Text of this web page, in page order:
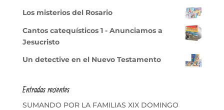
Los misterios del Rosario
Cantos catequísticos 1 - Anunciamos a
Jesucristo
Un detective en el Nuevo Testamento
Entradas recientes
SUMANDO POR LA FAMILIAS XIX DOMINGO